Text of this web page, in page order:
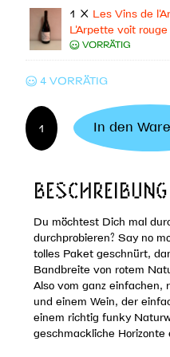
1 × Les Vins de
L'Arpette voit
VORRÄTIG
4 VORRÄTIG
Natural
Red
-
easy
bis
funky
Menge
In den
BESCHREIBUNG
Du möchtest Dich mal
durchprobieren? Say no
tolles Paket geschnürt,
Bandbreite von rotem
Also vom ganz
und einem Wein, der
einem richtig funky
geschmackliche Horizonte